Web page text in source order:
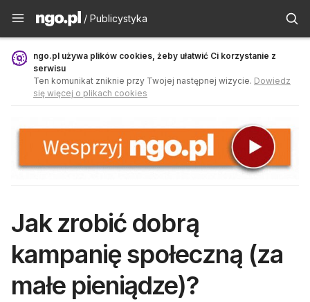
Publicystyka - ngo.pl
/ Publicystyka
ngo.pl używa plików cookies, żeby ułatwić Ci korzystanie z
serwisu
Ten komunikat zniknie przy Twojej następnej wizycie. Dowiedz
się więcej o plikach cookies
Jak zrobić dobrą
kampanię społeczną (za
małe pieniądze)?